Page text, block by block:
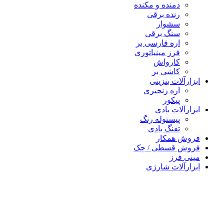
دمنده و مکنده
رنده برقی
سنگ برقی
اره فارسی بر
فرز مینیاتوری
کاشی بر
بنزینی
اره زنجیری
بادی
پیستوله رنگ
تفنگ بادی
همکار
قسطی / چک
فرز
شارژی